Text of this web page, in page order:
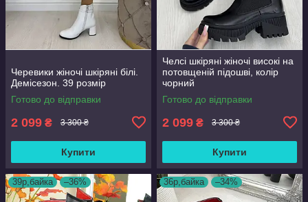
Черевики жіночі шкіряні білі.
Демісезон. 39 розмір
Готово до відправки
2 099 ₴ 3 300 ₴
Купити
Челсі шкіряні жіночі високі на
потовщеній підошві, колір
чорний
Готово до відправки
2 099 ₴ 3 300 ₴
Купити
39р,байка –36% 36р,байка –34%